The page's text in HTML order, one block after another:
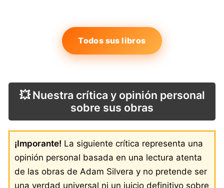
Todos sus libros
💥 Nuestra crítica y opinión personal
sobre sus obras
¡Imporante! La siguiente crítica representa una
opinión personal basada en una lectura atenta
de las obras de Adam Silvera y no pretende ser
una verdad universal ni un juicio definitivo sobre